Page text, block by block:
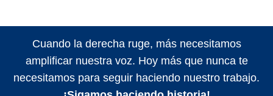
Cuando la derecha ruge, más necesitamos
amplificar nuestra voz. Hoy más que nunca te
necesitamos para seguir haciendo nuestro trabajo.